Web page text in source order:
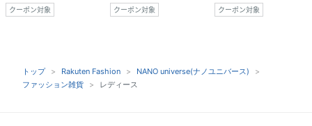
クーポン対象
クーポン対象
クーポン対象
トップ Rakuten Fashion
NANO universe(ナノユニバース)
ファッション雑貨
レディース